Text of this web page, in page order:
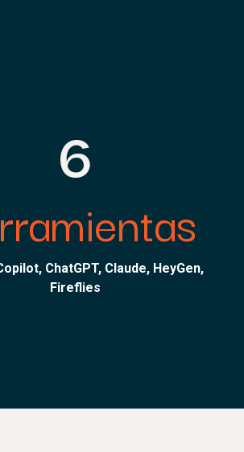
6
ChatGPT, Claude, HeyGen,
Fireflies